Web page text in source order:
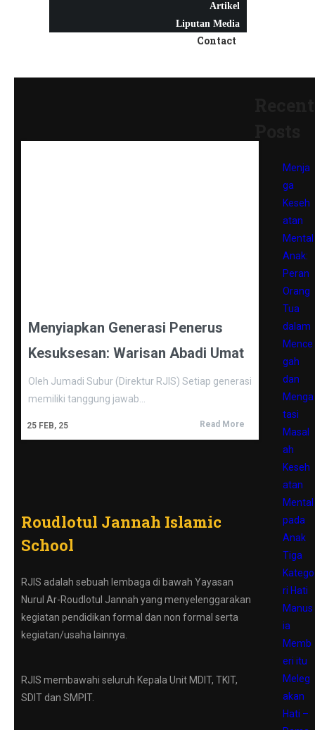
Artikel
Liputan Media
Contact
Menyiapkan Generasi Penerus
Kesuksesan: Warisan Abadi Umat
25 FEB, 25
Oleh Jumadi Subur (Direktur RJIS) Setiap generasi
memiliki tanggung jawab…
Read More
Menja
ga
Keseh
atan
Mental
Anak:
Peran
Orang
Tua
dalam
Mence
gah
dan
Menga
tasi
Masal
ah
Keseh
atan
Mental
pada
Anak
Tiga
Katego
ri Hati
Manus
ia
Memb
eri itu
Meleg
akan
Hati –
Roudlotul Jannah Islamic
School
RJIS adalah sebuah lembaga di bawah Yayasan
Nurul Ar-Roudlotul Jannah yang menyelenggarakan
kegiatan pendidikan formal dan non formal serta
kegiatan/usaha lainnya.
RJIS membawahi seluruh Kepala Unit MDIT, TKIT,
SDIT dan SMPIT.